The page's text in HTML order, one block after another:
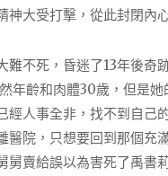
神大受打擊，從此封閉內
難不死，昏迷了13年後奇
然年齡和肉體30歲，但是
經人事全非，找不到自己
醫院，只想要回到那個充
舅賣給誤以為害死了禹書